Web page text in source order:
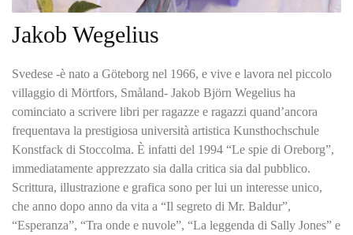
Jakob Wegelius
Svedese -è nato a Göteborg nel 1966, e vive e lavora nel piccolo
villaggio di Mörtfors, Småland- Jakob Björn Wegelius ha
cominciato a scrivere libri per ragazze e ragazzi quand’ancora
frequentava la prestigiosa università artistica Kunsthochschule
Konstfack di Stoccolma. È infatti del 1994 “Le spie di Oreborg”,
immediatamente apprezzato sia dalla critica sia dal pubblico.
Scrittura, illustrazione e grafica sono per lui un interesse unico,
che anno dopo anno da vita a “Il segreto di Mr. Baldur”,
“Esperanza”, “Tra onde e nuvole”, “La leggenda di Sally Jones” e